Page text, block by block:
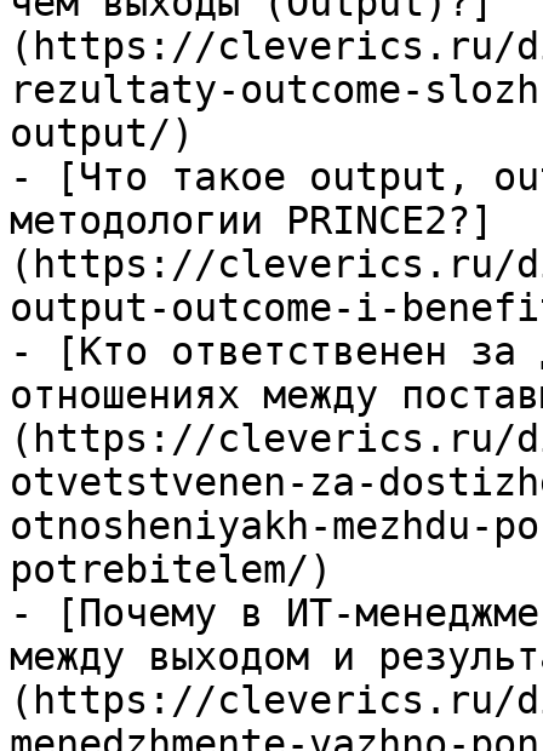
(https://cleverics.ru/
rezultaty-outcome-
output/)
- [Что такое output,
методологии PRINCE2?]
(https://cleverics.ru/
output-outcome-i-
- [Кто ответственен за
отношениях между
(https://cleverics.ru/
otvetstvenen-za-
otnosheniyakh-mezhdu-
potrebitelem/)
- [Почему в ИТ-
между выходом и
(https://cleverics.ru/